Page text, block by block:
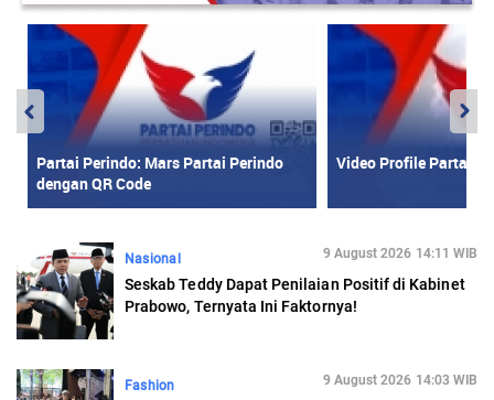
Nasional 9 August 2026 14:11 WIB
Seskab Teddy Dapat Penilaian Positif di Kabinet
Prabowo, Ternyata Ini Faktornya!
Fashion 9 August 2026 14:03 WIB